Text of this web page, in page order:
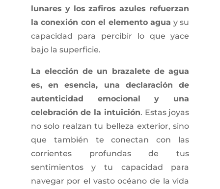
lunares y los zafiros azules refuerzan
la conexión con el elemento agua y su
capacidad para percibir lo que yace
bajo la superficie.
La elección de un brazalete de agua
es, en esencia, una declaración de
autenticidad emocional y una
celebración de la intuición. Estas joyas
no solo realzan tu belleza exterior, sino
que también te conectan con las
corrientes profundas de tus
sentimientos y tu capacidad para
navegar por el vasto océano de la vida